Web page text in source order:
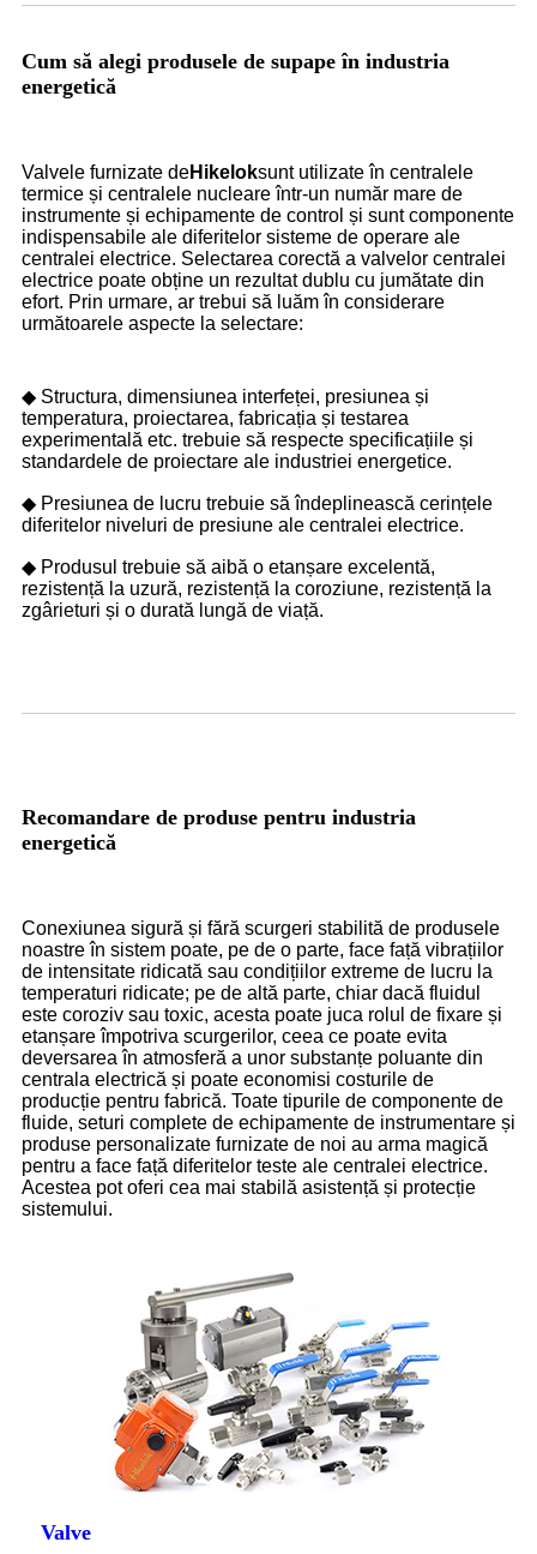
Cum să alegi produsele de supape în industria
energetică
Valvele furnizate deHikeloksunt utilizate în centralele
termice și centralele nucleare într-un număr mare de
instrumente și echipamente de control și sunt componente
indispensabile ale diferitelor sisteme de operare ale
centralei electrice. Selectarea corectă a valvelor centralei
electrice poate obține un rezultat dublu cu jumătate din
efort. Prin urmare, ar trebui să luăm în considerare
următoarele aspecte la selectare:
◆ Structura, dimensiunea interfeței, presiunea și
temperatura, proiectarea, fabricația și testarea
experimentală etc. trebuie să respecte specificațiile și
standardele de proiectare ale industriei energetice.
◆ Presiunea de lucru trebuie să îndeplinească cerințele
diferitelor niveluri de presiune ale centralei electrice.
◆ Produsul trebuie să aibă o etanșare excelentă,
rezistență la uzură, rezistență la coroziune, rezistență la
zgârieturi și o durată lungă de viață.
Recomandare de produse pentru industria
energetică
Conexiunea sigură și fără scurgeri stabilită de produsele
noastre în sistem poate, pe de o parte, face față vibrațiilor
de intensitate ridicată sau condițiilor extreme de lucru la
temperaturi ridicate; pe de altă parte, chiar dacă fluidul
este coroziv sau toxic, acesta poate juca rolul de fixare și
etanșare împotriva scurgerilor, ceea ce poate evita
deversarea în atmosferă a unor substanțe poluante din
centrala electrică și poate economisi costurile de
producție pentru fabrică. Toate tipurile de componente de
fluide, seturi complete de echipamente de instrumentare și
produse personalizate furnizate de noi au arma magică
pentru a face față diferitelor teste ale centralei electrice.
Acestea pot oferi cea mai stabilă asistență și protecție
sistemului.
Valve